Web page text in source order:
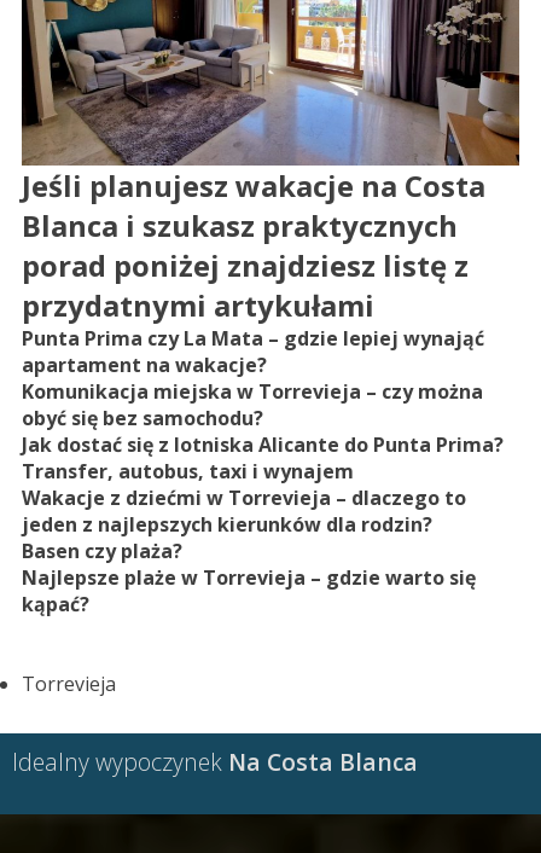
Jeśli planujesz wakacje na Costa
Blanca i szukasz praktycznych
porad poniżej znajdziesz listę z
przydatnymi artykułami
Punta Prima czy La Mata – gdzie lepiej wynająć
apartament na wakacje?
Komunikacja miejska w Torrevieja – czy można
obyć się bez samochodu?
Jak dostać się z lotniska Alicante do Punta Prima?
Transfer, autobus, taxi i wynajem
Wakacje z dziećmi w Torrevieja – dlaczego to
jeden z najlepszych kierunków dla rodzin?
Basen czy plaża?
Najlepsze plaże w Torrevieja – gdzie warto się
kąpać?
Torrevieja
Idealny wypoczynek Na Costa Blanca